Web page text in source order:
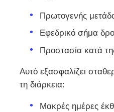
Πρωτογενής
Εφεδρικό σήμα
Προστασία κατά
Αυτό εξασφαλίζει
τη διάρκεια:
Μακρές ημέρες